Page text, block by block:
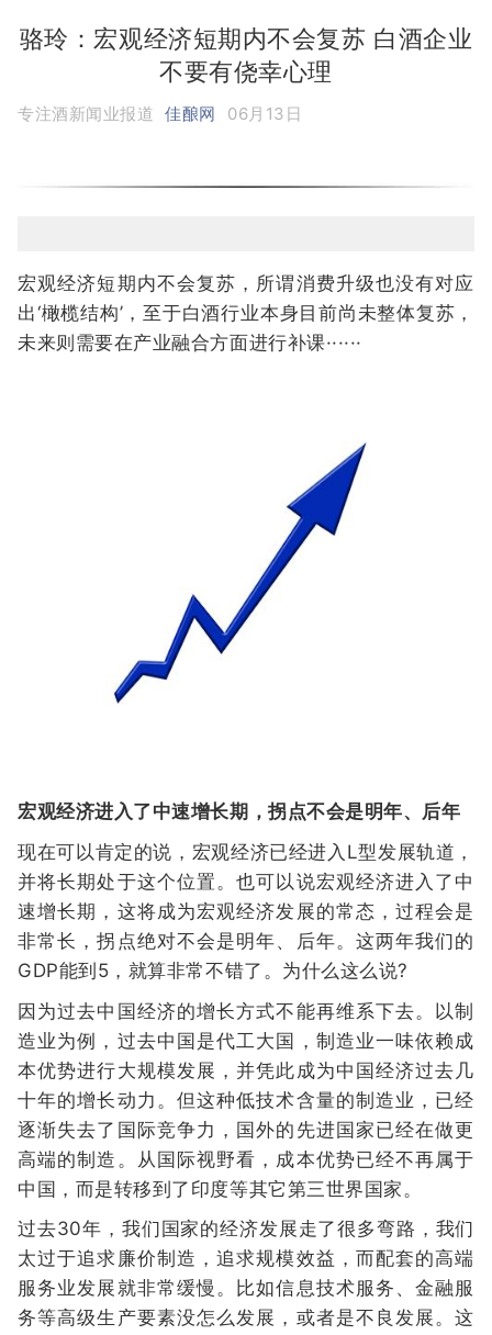
骆玲：宏观经济短期内不会复苏 白酒企业
不要有侥幸心理
专注酒新闻业报道 佳酿网 06月13日
宏观经济短期内不会复苏，所谓消费升级也没有对应
出‘橄榄结构’，至于白酒行业本身目前尚未整体复苏，
未来则需要在产业融合方面进行补课······
宏观经济进入了中速增长期，拐点不会是明年、后年
现在可以肯定的说，宏观经济已经进入L型发展轨道，
并将长期处于这个位置。也可以说宏观经济进入了中
速增长期，这将成为宏观经济发展的常态，过程会是
非常长，拐点绝对不会是明年、后年。这两年我们的
GDP能到5，就算非常不错了。为什么这么说?
因为过去中国经济的增长方式不能再维系下去。以制
造业为例，过去中国是代工大国，制造业一味依赖成
本优势进行大规模发展，并凭此成为中国经济过去几
十年的增长动力。但这种低技术含量的制造业，已经
逐渐失去了国际竞争力，国外的先进国家已经在做更
高端的制造。从国际视野看，成本优势已经不再属于
中国，而是转移到了印度等其它第三世界国家。
过去30年，我们国家的经济发展走了很多弯路，我们
太过于追求廉价制造，追求规模效益，而配套的高端
服务业发展就非常缓慢。比如信息技术服务、金融服
务等高级生产要素没怎么发展，或者是不良发展。这